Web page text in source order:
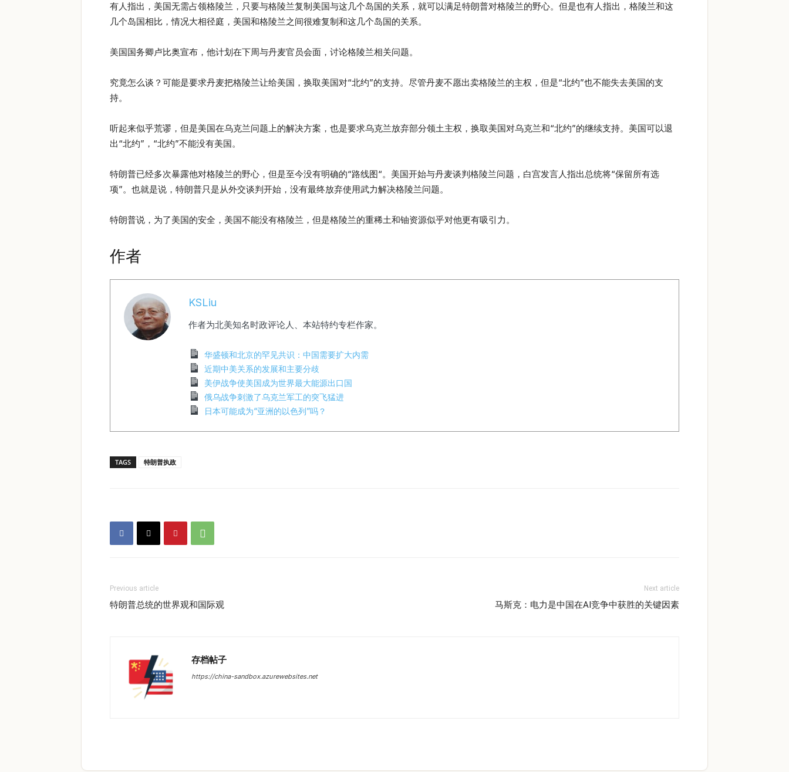
有人指出，美国无需占领格陵兰，只要与格陵兰复制美国与这几个岛国的关系，就可以满足特朗普对格陵兰的野心。但是也有人指出，格陵兰和这
几个岛国相比，情况大相径庭，美国和格陵兰之间很难复制和这几个岛国的关系。
美国国务卿卢比奥宣布，他计划在下周与丹麦官员会面，讨论格陵兰相关问题。
究竟怎么谈？可能是要求丹麦把格陵兰让给美国，换取美国对“北约”的支持。尽管丹麦不愿出卖格陵兰的主权，但是“北约”也不能失去美国的支
持。
听起来似乎荒谬，但是美国在乌克兰问题上的解决方案，也是要求乌克兰放弃部分领土主权，换取美国对乌克兰和“北约”的继续支持。美国可以退
出“北约”，“北约”不能没有美国。
特朗普已经多次暴露他对格陵兰的野心，但是至今没有明确的“路线图“。美国开始与丹麦谈判格陵兰问题，白宫发言人指出总统将“保留所有选
项”。也就是说，特朗普只是从外交谈判开始，没有最终放弃使用武力解决格陵兰问题。
特朗普说，为了美国的安全，美国不能没有格陵兰，但是格陵兰的重稀土和铀资源似乎对他更有吸引力。
作者
KSLiu
作者为北美知名时政评论人、本站特约专栏作家。
华盛顿和北京的罕见共识：中国需要扩大内需
近期中美关系的发展和主要分歧
美伊战争使美国成为世界最大能源出口国
俄乌战争刺激了乌克兰军工的突飞猛进
日本可能成为“亚洲的以色列”吗？
TAGS 特朗普执政
Previous article
特朗普总统的世界观和国际观
Next article
马斯克：电力是中国在AI竞争中获胜的关键因素
存档帖子
https://china-sandbox.azurewebsites.net